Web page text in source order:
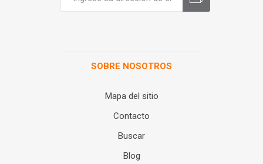
SOBRE NOSOTROS
Mapa del sitio
Contacto
Buscar
Blog